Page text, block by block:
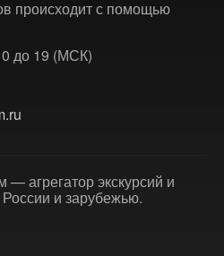
происходит с помощью
до 19 (МСК)
агрегатор экскурсий и
и зарубежью.